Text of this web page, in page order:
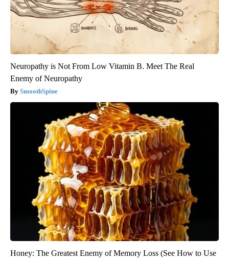
Neuropathy is Not From Low Vitamin B. Meet The Real
Enemy of Neuropathy
SmoothSpine
Honey: The Greatest Enemy of Memory Loss (See How to Use